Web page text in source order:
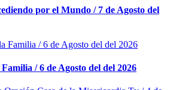
por el Mundo / 7 de Agosto del
/ 6 de Agosto del del 2026